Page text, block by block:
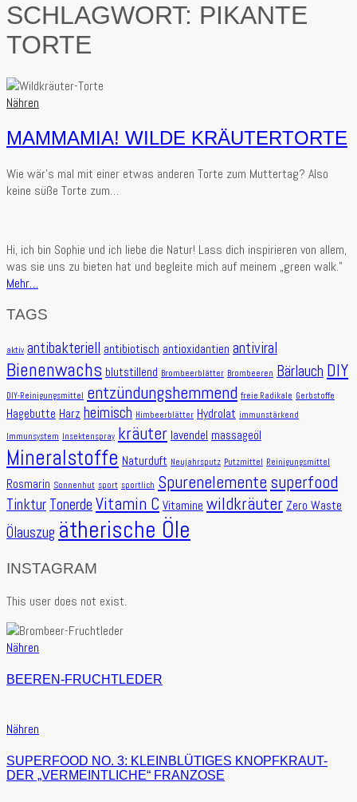
SCHLAGWORT: PIKANTE
TORTE
Nähren
MAMMAMIA! WILDE KRÄUTERTORTE
Wie wär’s mal mit einer etwas anderen Torte zum Muttertag? Also
keine süße Torte zum…
Hi, ich bin Sophie und ich liebe die Natur! Lass dich inspirieren von allem,
was sie uns zu bieten hat und begleite mich auf meinem „green walk.”
Mehr…
TAGS
aktiv antibakteriell antibiotisch antioxidantien antiviral
Bienenwachs blutstillend Brombeerblätter Brombeeren Bärlauch DIY
DIY-Reinigungsmittel entzündungshemmend freie Radikale Gerbstoffe
Hagebutte Harz heimisch Himbeerblätter Hydrolat immunstärkend
Immunsystem Insektenspray kräuter lavendel massageöl
Mineralstoffe Naturduft Neujahrsputz Putzmittel Reinigungsmittel
Rosmarin Sonnenhut sport sportlich Spurenelemente superfood
Tinktur Tonerde Vitamin C Vitamine wildkräuter Zero Waste
Ölauszug ätherische Öle
INSTAGRAM
This user does not exist.
Nähren
BEEREN-FRUCHTLEDER
Nähren
SUPERFOOD NO. 3: KLEINBLÜTIGES KNOPFKRAUT-
DER „VERMEINTLICHE“ FRANZOSE